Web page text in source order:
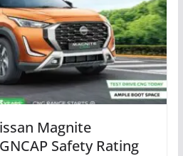
Magnite
Safety Rating